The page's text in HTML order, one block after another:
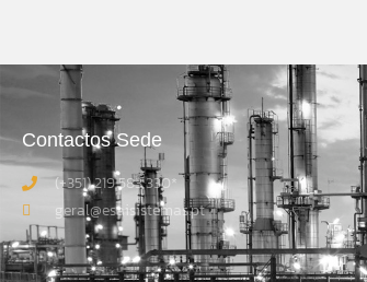
Contactos Sede
(+351) 219 583 330*
geral@esaisistemas.pt